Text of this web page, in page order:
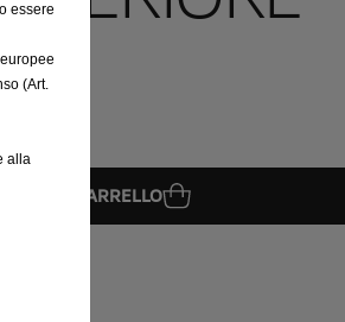
AL CARRELLO
essere
(Art.
alla